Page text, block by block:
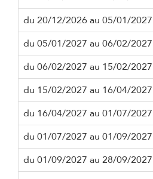
du 20/12/2026 au 05/01/2027
du 05/01/2027 au 06/02/2027
du 06/02/2027 au 15/02/2027
du 15/02/2027 au 16/04/2027
du 16/04/2027 au 01/07/2027
du 01/07/2027 au 01/09/2027
du 01/09/2027 au 28/09/2027